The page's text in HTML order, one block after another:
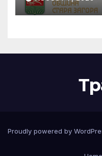
Proudly powered by